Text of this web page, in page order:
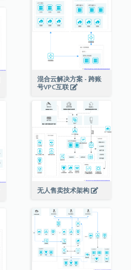
混合云解决方案 - 跨账
号VPC互联
无人售卖技术架构